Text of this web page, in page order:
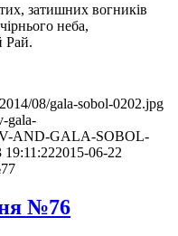
затишних вогників
неба,
Рай.
08/gala-sobol-0202.jpg
gala-
AND-GALA-SOBOL-
19:11:222015-06-22
№76